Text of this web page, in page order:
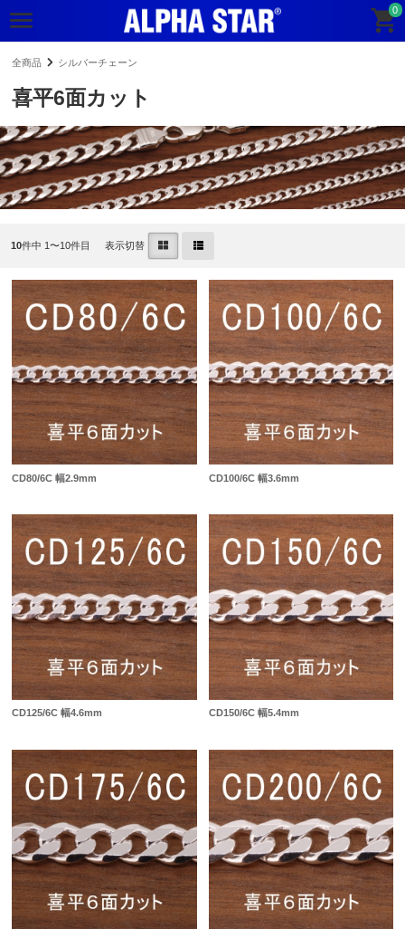
0
全商品 シルバーチェーン
喜平6面カット
10件中 1〜10件目 表示切替
CD80/6C 幅2.9mm CD100/6C 幅3.6mm
CD125/6C 幅4.6mm CD150/6C 幅5.4mm